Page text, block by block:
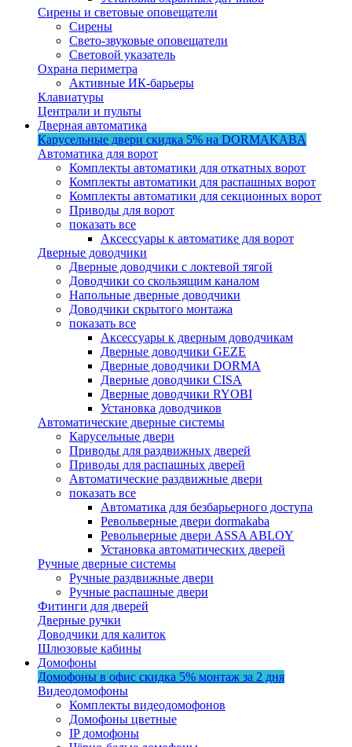
Сирены и световые оповещатели
Сирены
Свето-звуковые оповещатели
Световой указатель
Охрана периметра
Активные ИК-барьеры
Клавиатуры
Централи и пульты
Дверная автоматика
Карусельные двери скидка 5% на DORMAKABA
Автоматика для ворот
Комплекты автоматики для откатных ворот
Комплекты автоматики для распашных ворот
Комплекты автоматики для секционных ворот
Приводы для ворот
показать все
Аксессуары к автоматике для ворот
Дверные доводчики
Дверные доводчики с локтевой тягой
Доводчики со скользящим каналом
Напольные дверные доводчики
Доводчики скрытого монтажа
показать все
Аксессуары к дверным доводчикам
Дверные доводчики GEZE
Дверные доводчики DORMA
Дверные доводчики CISA
Дверные доводчики RYOBI
Установка доводчиков
Автоматические дверные системы
Карусельные двери
Приводы для раздвижных дверей
Приводы для распашных дверей
Автоматические раздвижные двери
показать все
Автоматика для безбарьерного доступа
Револьверные двери dormakaba
Револьверные двери ASSA ABLOY
Установка автоматических дверей
Ручные дверные системы
Ручные раздвижные двери
Ручные распашные двери
Фитинги для дверей
Дверные ручки
Доводчики для калиток
Шлюзовые кабины
Домофоны
Домофоны в офис скидка 5% монтаж за 2 дня
Видеодомофоны
Комплекты видеодомофонов
Домофоны цветные
IP домофоны